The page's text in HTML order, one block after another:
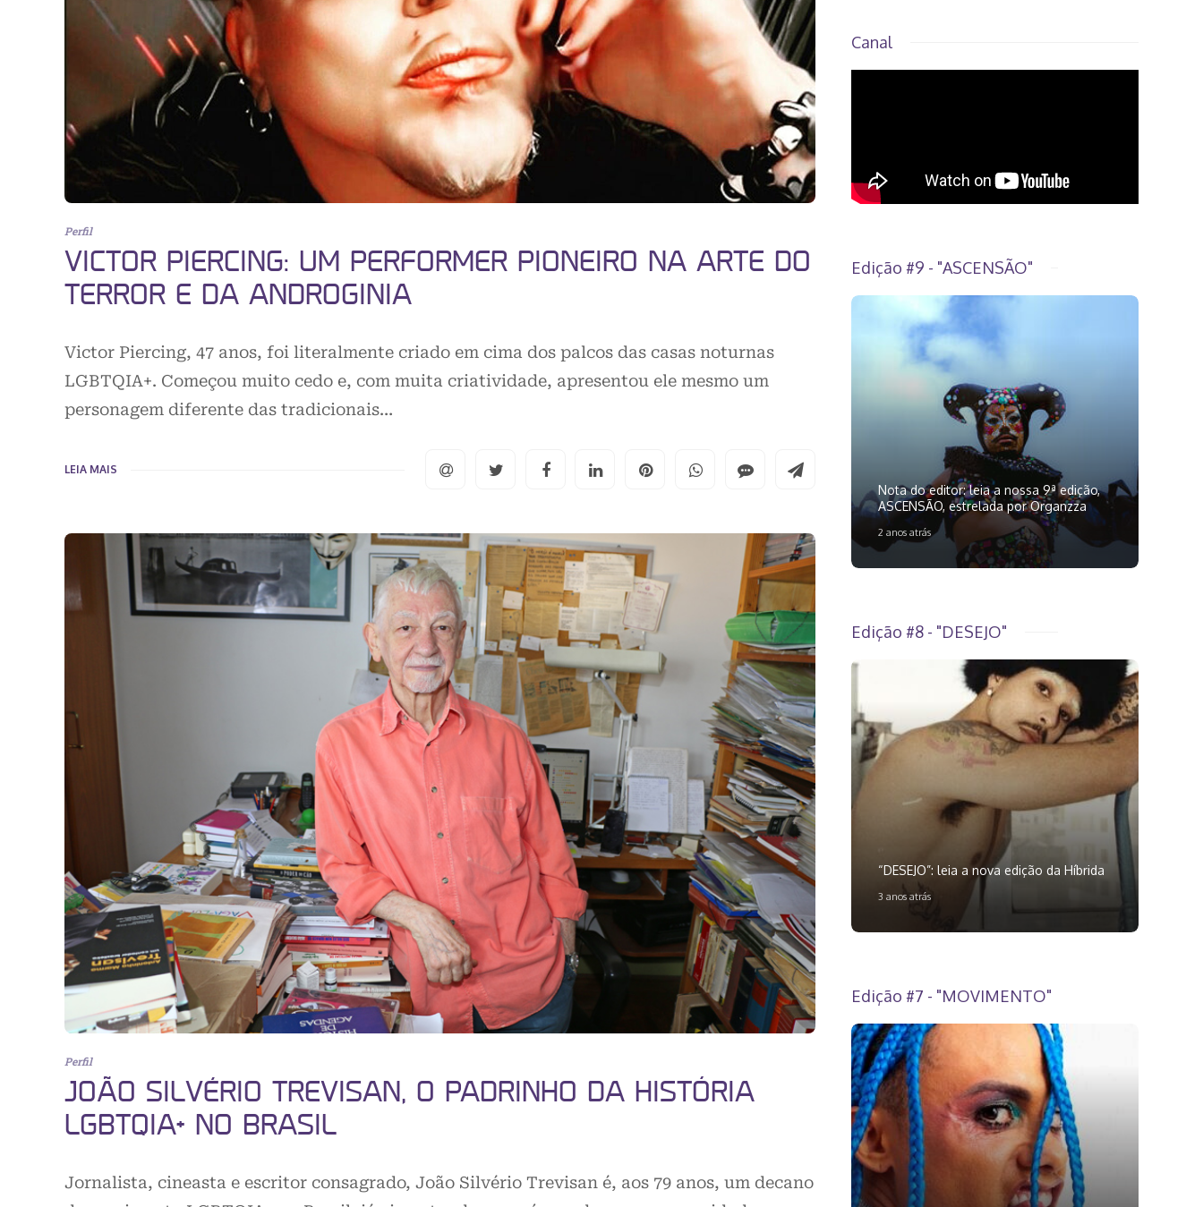
Perfil
VICTOR PIERCING: UM PERFORMER PIONEIRO NA ARTE DO
TERROR E DA ANDROGINIA
Victor Piercing, 47 anos, foi literalmente criado em cima dos palcos das casas noturnas
LGBTQIA+. Começou muito cedo e, com muita criatividade, apresentou ele mesmo um
personagem diferente das tradicionais…
LEIA MAIS
Perfil
JOÃO SILVÉRIO TREVISAN, O PADRINHO DA HISTÓRIA
LGBTQIA+ NO BRASIL
Jornalista, cineasta e escritor consagrado, João Silvério Trevisan é, aos 79 anos, um decano
Canal
Edição #9 - "ASCENSÃO"
Nota do editor: leia a nossa 9ª edição,
ASCENSÃO, estrelada por Organzza
2 anos atrás
Edição #8 - "DESEJO"
“DESEJO”: leia a nova edição da Híbrida
3 anos atrás
Edição #7 - "MOVIMENTO"